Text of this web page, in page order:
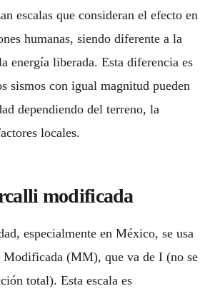
escalas que consideran el efecto en
humanas, siendo diferente a la
energía liberada. Esta diferencia es
sismos con igual magnitud pueden
dependiendo del terreno, la
locales.
modificada
especialmente en México, se usa
(MM), que va de I (no se
total). Esta escala es